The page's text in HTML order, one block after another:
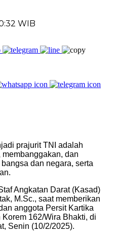
WIB
prajurit TNI adalah
dan
dan negara, serta
Angkatan Darat (Kasad)
M.Sc., saat memberikan
anggota Persit Kartika
162/Wira Bhakti, di
Senin (10/2/2025).